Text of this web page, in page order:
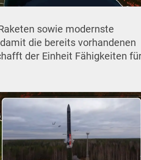
sowie modernste
die bereits vorhandenen
der Einheit Fähigkeiten